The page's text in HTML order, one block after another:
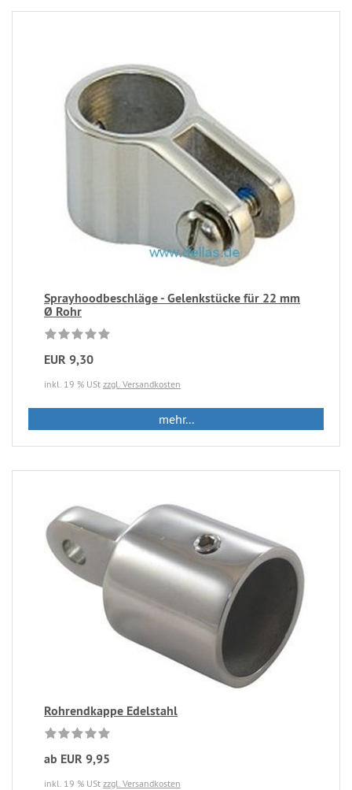
Sprayhoodbeschläge - Gelenkstücke für 22 mm
Ø Rohr
EUR 9,30
inkl. 19 % USt zzgl. Versandkosten
mehr...
Rohrendkappe Edelstahl
ab EUR 9,95
inkl. 19 % USt zzgl. Versandkosten